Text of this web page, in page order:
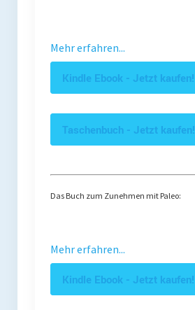
Mehr erfahren...
Kindle Ebook - Jetzt kaufen!
Taschenbuch - Jetzt kaufen!
Das Buch zum Zunehmen mit Paleo:
Mehr erfahren...
Kindle Ebook - Jetzt kaufen!